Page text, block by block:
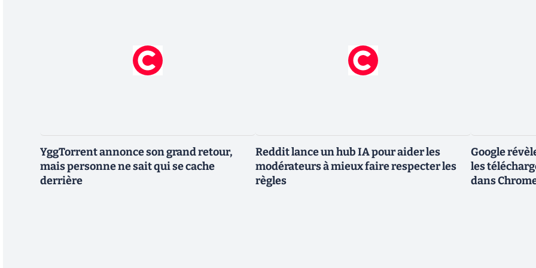
YggTorrent annonce son grand retour,
mais personne ne sait qui se cache
derrière
Reddit lance un hub IA pour aider les
modérateurs à mieux faire respecter les
règles
Google
les
dans